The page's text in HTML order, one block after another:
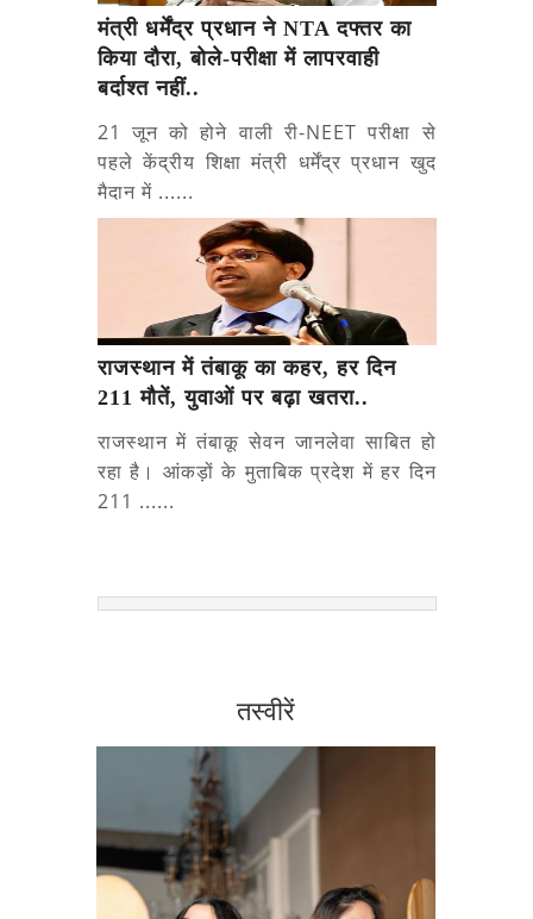
मंत्री धर्मेंद्र प्रधान ने NTA दफ्तर का
किया दौरा, बोले-परीक्षा में लापरवाही
बर्दाश्त नहीं..
21 जून को होने वाली री-NEET परीक्षा से
पहले केंद्रीय शिक्षा मंत्री धर्मेंद्र प्रधान खुद
मैदान में ......
राजस्थान में तंबाकू का कहर, हर दिन
211 मौतें, युवाओं पर बढ़ा खतरा..
राजस्थान में तंबाकू सेवन जानलेवा साबित हो
रहा है। आंकड़ों के मुताबिक प्रदेश में हर दिन
211 ......
तस्वीरें